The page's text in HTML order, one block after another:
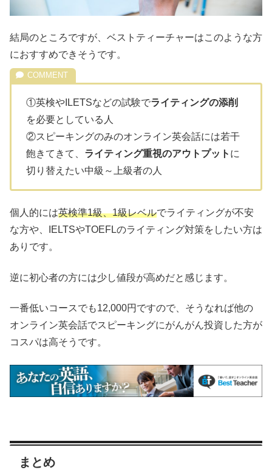
結局のところですが、ベストティーチャーはこのような方
におすすめできそうです。
①英検やILETSなどの試験でライティングの添削
を必要としている人
②スピーキングのみのオンライン英会話には若干
飽きてきて、 ライティング重視のアウトプット に
切り替えたい中級～上級者の人
個人的には英検準1級、1級レベルでライティングが不安
な方や、IELTSやTOEFLのライティング対策をしたい方は
ありです。
逆に初心者の方には少し値段が高めだと感じます。
一番低いコースでも12,000円ですので、そうなれば他の
オンライン英会話でスピーキングにがんがん投資した方が
コスパは高そうです。
まとめ